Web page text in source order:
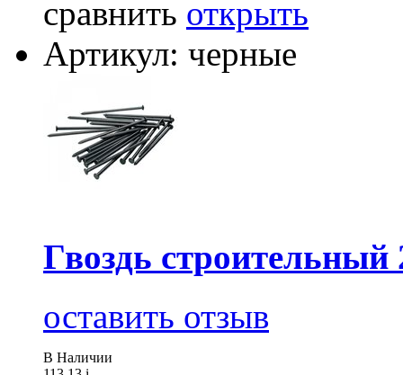
сравнить открыть
Артикул: черные
Гвоздь строительный
оставить отзыв
В Наличии